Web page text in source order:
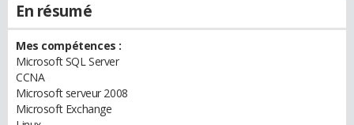
En résumé
Mes compétences :
Microsoft SQL Server
CCNA
Microsoft serveur 2008
Microsoft Exchange